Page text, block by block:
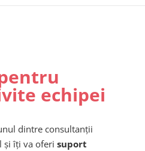
echipei
dintre consultanții
și îți va oferi suport